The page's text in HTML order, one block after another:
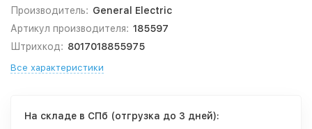
Производитель: General Electric
Артикул производителя: 185597
Штрихкод: 8017018855975
Все характеристики
На складе в СПб (отгрузка до 3 дней):